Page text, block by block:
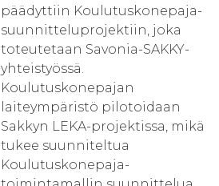
päädyttiin Koulutuskonepaja-
suunnitteluprojektiin, joka
toteutetaan Savonia-SAKKY-
yhteistyössä.
Koulutuskonepajan
laiteympäristö pilotoidaan
Sakkyn LEKA-projektissa, mikä
tukee suunniteltua
Koulutuskonepaja-